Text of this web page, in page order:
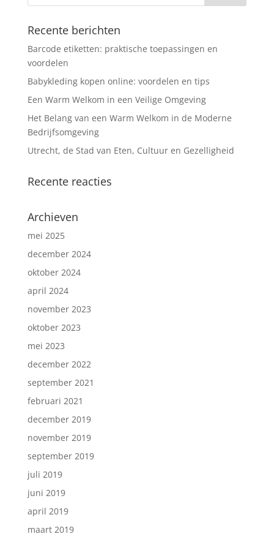
Recente berichten
Barcode etiketten: praktische toepassingen en
voordelen
Babykleding kopen online: voordelen en tips
Een Warm Welkom in een Veilige Omgeving
Het Belang van een Warm Welkom in de Moderne
Bedrijfsomgeving
Utrecht, de Stad van Eten, Cultuur en Gezelligheid
Recente reacties
Archieven
mei 2025
december 2024
oktober 2024
april 2024
november 2023
oktober 2023
mei 2023
december 2022
september 2021
februari 2021
december 2019
november 2019
september 2019
juli 2019
juni 2019
april 2019
maart 2019